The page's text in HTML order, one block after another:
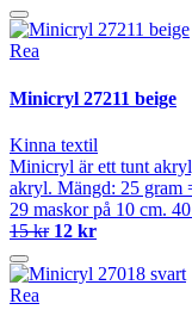
Rea
Minicryl 27211 beige
Kinna textil
Minicryl är ett tunt
akryl. Mängd: 25 gram
29 maskor på 10 cm.
15 kr 12 kr
Rea